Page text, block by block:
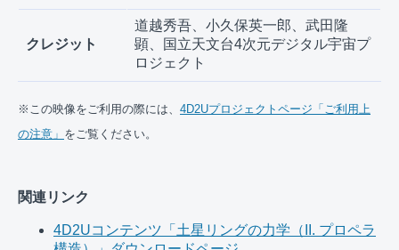
クレジット
道越秀吾、小久保英一郎、武田隆
顕、国立天文台4次元デジタル宇宙プ
ロジェクト
※この映像をご利用の際には、 4D2Uプロジェクトページ「ご利用上
の注意」 をご覧ください。
関連リンク
4D2Uコンテンツ「土星リングの力学（II. プロペラ